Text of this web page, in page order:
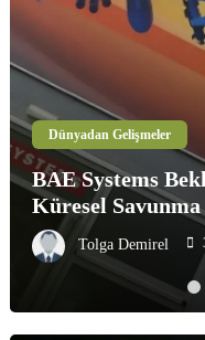
Hava Haberleri
Güney Kore
Uçaklarını
Tolga Demirel